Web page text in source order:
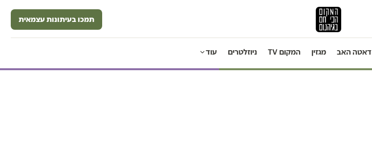
תמכו בעיתונות עצמאית
דאטה האב מגזין המקום TV ניוזלטרים עוד